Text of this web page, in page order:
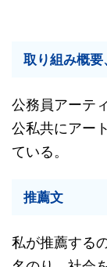
取り組み概要
公務員アーテ
公私共にアー
ている。
推薦文
私が推薦する